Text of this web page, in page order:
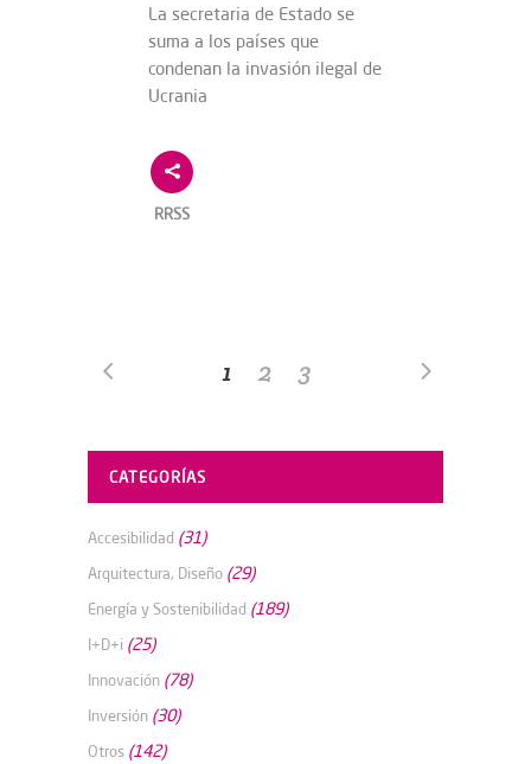
La secretaria de Estado se
suma a los países que
condenan la invasión ilegal de
Ucrania
RRSS
1 2 3
CATEGORÍAS
Accesibilidad (31)
Arquitectura, Diseño (29)
Energía y Sostenibilidad (189)
I+D+i (25)
Innovación (78)
Inversión (30)
Otros (142)